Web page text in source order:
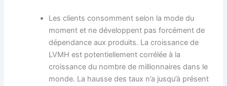
Les clients consomment selon la mode du
moment et ne développent pas forcément de
dépendance aux produits. La croissance de
LVMH est potentiellement corrélée à la
croissance du nombre de millionnaires dans le
monde. La hausse des taux n’a jusqu’à présent